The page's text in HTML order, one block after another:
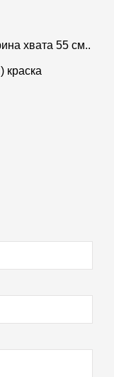
хвата 55 см..
краска